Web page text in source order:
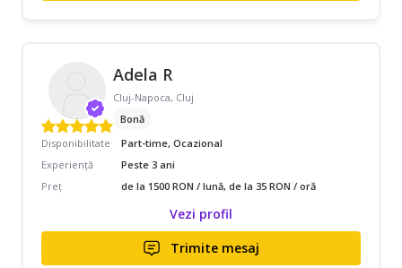
Adela R
Cluj-Napoca, Cluj
Bonă
Disponibilitate
Part-time, Ocazional
Experiență
Peste 3 ani
Preț
de la 1500 RON / lună, de la 35 RON / oră
Vezi profil
Trimite mesaj